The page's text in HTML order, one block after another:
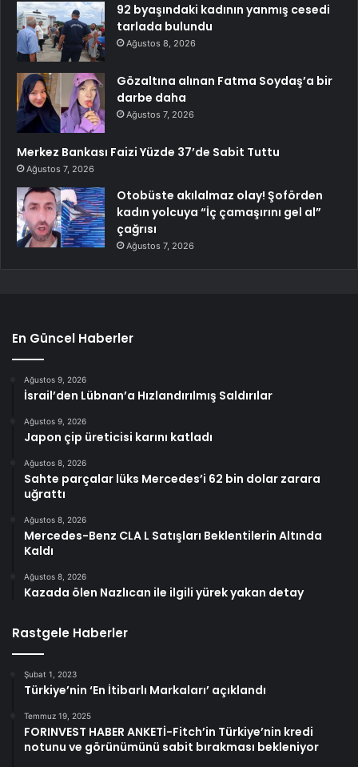
92 byaşındaki kadının yanmış cesedi
tarlada bulundu
Ağustos 8, 2026
Gözaltına alınan Fatma Soydaş’a bir
darbe daha
Ağustos 7, 2026
Merkez Bankası Faizi Yüzde 37’de Sabit Tuttu
Ağustos 7, 2026
Otobüste akılalmaz olay! Şoförden
kadın yolcuya “İç çamaşırını gel al”
çağrısı
Ağustos 7, 2026
En Güncel Haberler
Ağustos 9, 2026
İsrail’den Lübnan’a Hızlandırılmış Saldırılar
Ağustos 9, 2026
Japon çip üreticisi karını katladı
Ağustos 8, 2026
Sahte parçalar lüks Mercedes’i 62 bin dolar zarara
uğrattı
Ağustos 8, 2026
Mercedes-Benz CLA L Satışları Beklentilerin Altında
Kaldı
Ağustos 8, 2026
Kazada ölen Nazlıcan ile ilgili yürek yakan detay
Rastgele Haberler
Şubat 1, 2023
Türkiye’nin ‘En İtibarlı Markaları’ açıklandı
Temmuz 19, 2025
FORINVEST HABER ANKETİ-Fitch’in Türkiye’nin kredi
notunu ve görünümünü sabit bırakması bekleniyor